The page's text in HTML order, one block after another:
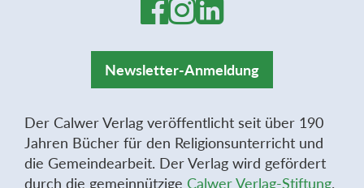
Newsletter-Anmeldung
Der Calwer Verlag veröffentlicht seit über 190
Jahren Bücher für den Religionsunterricht und
die Gemeindearbeit. Der Verlag wird gefördert
durch die gemeinnützige Calwer Verlag-Stiftung.